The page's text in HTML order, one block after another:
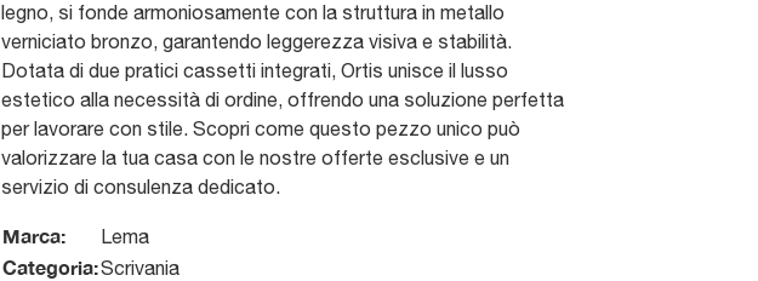
legno, si fonde armoniosamente con la struttura in metallo
verniciato bronzo, garantendo leggerezza visiva e stabilità.
Dotata di due pratici cassetti integrati, Ortis unisce il lusso
estetico alla necessità di ordine, offrendo una soluzione perfetta
per lavorare con stile. Scopri come questo pezzo unico può
valorizzare la tua casa con le nostre offerte esclusive e un
servizio di consulenza dedicato.
Marca: Lema
Categoria:Scrivania